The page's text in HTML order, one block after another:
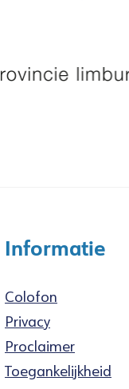
Informatie
Colofon
Privacy
Proclaimer
Toegankelijkheid